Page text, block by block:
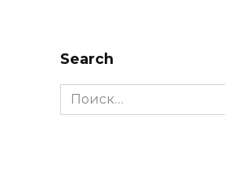
Search
Search
for: